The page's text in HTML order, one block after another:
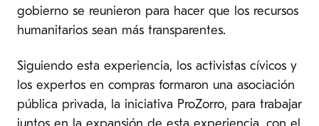
gobierno se reunieron para hacer que los recursos
humanitarios sean más transparentes.
Siguiendo esta experiencia, los activistas cívicos y
los expertos en compras formaron una asociación
pública privada, la iniciativa ProZorro, para trabajar